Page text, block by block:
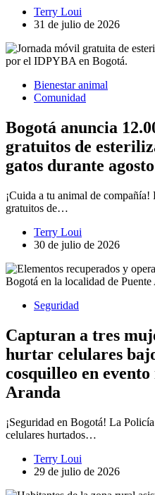
Terry Loui
31 de julio de 2026
Bienestar animal
Comunidad
Bogotá anuncia
gratuitos de
gatos durante
¡Cuida a tu animal de
gratuitos de…
Terry Loui
30 de julio de 2026
Seguridad
Capturan a tres
hurtar celulares
cosquilleo en
Aranda
¡Seguridad en Bogotá! La
celulares hurtados…
Terry Loui
29 de julio de 2026